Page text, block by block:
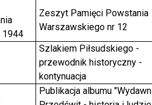
1944
Zeszyt Pamięci Powstania
Warszawskiego nr 12
Szlakiem Piłsudskiego -
przewodnik historyczny -
kontynuacja
Publikacja albumu